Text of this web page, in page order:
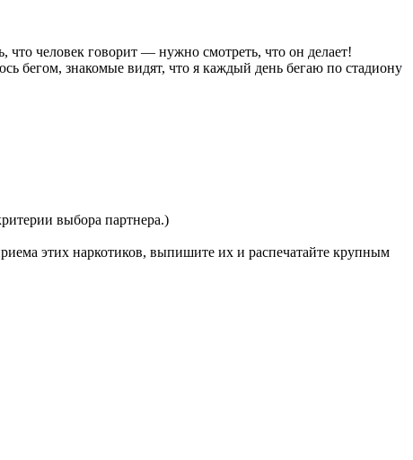
человек говорит — нужно смотреть, что он делает!
бегом, знакомые видят, что я каждый день бегаю по стадиону
выбора партнера.)
этих наркотиков, выпишите их и распечатайте крупным